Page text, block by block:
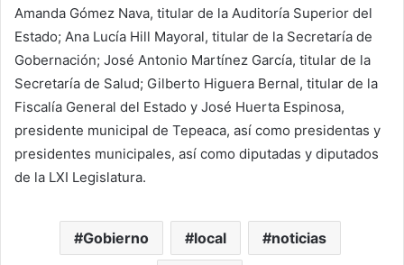
Amanda Gómez Nava, titular de la Auditoría Superior del
Estado; Ana Lucía Hill Mayoral, titular de la Secretaría de
Gobernación; José Antonio Martínez García, titular de la
Secretaría de Salud; Gilberto Higuera Bernal, titular de la
Fiscalía General del Estado y José Huerta Espinosa,
presidente municipal de Tepeaca, así como presidentas y
presidentes municipales, así como diputadas y diputados
de la LXI Legislatura.
Gobierno local noticias